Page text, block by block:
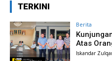
TERKINI
Berita
Atas
Iskandar